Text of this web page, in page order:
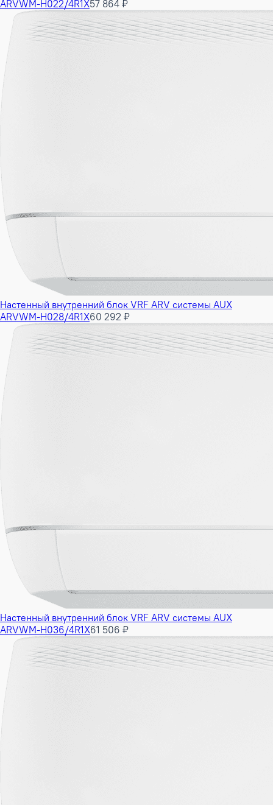
ARVWM-H022/4R1X57 864 ₽
Настенный внутренний блок VRF ARV системы AUX
ARVWM-H028/4R1X60 292 ₽
Настенный внутренний блок VRF ARV системы AUX
ARVWM-H036/4R1X61 506 ₽